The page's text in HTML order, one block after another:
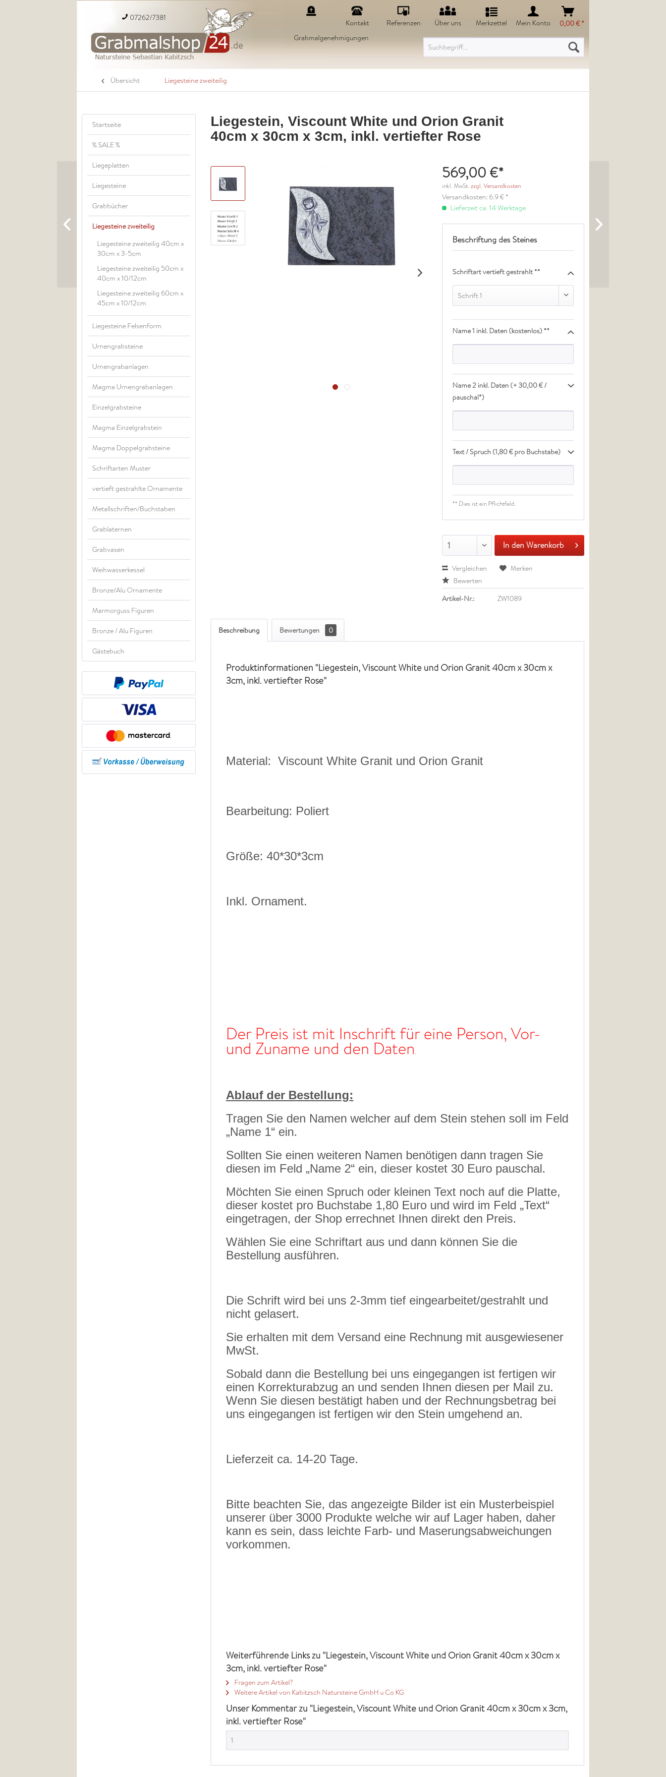
Merkzettel Mein Konto 0,00 € *
07262/7381
Grabmalgenehmigungen
Kontakt Referenzen Über uns
Übersicht Liegesteine zweiteilig
Startseite
% SALE %
Liegeplatten
Liegesteine
Grabbücher
Liegesteine zweiteilig
Liegesteine zweiteilig 40cm x
30cm x 3-5cm
Liegesteine zweiteilig 50cm x
40cm x 10/12cm
Liegesteine zweiteilig 60cm x
45cm x 10/12cm
Liegesteine Felsenform
Urnengrabsteine
Urnengrabanlagen
Magma Urnengrabanlagen
Einzelgrabsteine
Magma Einzelgrabstein
Magma Doppelgrabsteine
Schriftarten Muster
vertieft gestrahlte Ornamente
Metallschriften/Buchstaben
Grablaternen
Grabvasen
Weihwasserkessel
Bronze/Alu Ornamente
Marmorguss Figuren
Bronze / Alu Figuren
Gästebuch
Liegestein, Viscount White und Orion Granit
40cm x 30cm x 3cm, inkl. vertiefter Rose
569,00 €*
inkl. MwSt.zzgl. Versandkosten
Versandkosten: 6.9 € *
Lieferzeit ca. 14 Werktage
Beschriftung des Steines
Schriftart vertieft gestrahlt **
Schrift 1
Name 1 inkl. Daten (kostenlos) **
Name 2 inkl. Daten (+ 30,00 € /
pauschal*)
Text / Spruch (1,80 € pro Buchstabe)
** Dies ist ein Pflichtfeld.
1 In den Warenkorb
Vergleichen
Merken
Bewerten
Artikel-Nr.:
ZW1089
Beschreibung Bewertungen 0
Produktinformationen "Liegestein, Viscount White und Orion Granit 40cm x 30cm x
3cm, inkl. vertiefter Rose"
Material: Viscount White Granit und Orion Granit
Bearbeitung: Poliert
Größe: 40*30*3cm
Inkl. Ornament.
Der Preis ist mit Inschrift für eine Person, Vor-
und Zuname und den Daten.
Ablauf der Bestellung:
Tragen Sie den Namen welcher auf dem Stein stehen soll im Feld
„Name 1“ ein.
Sollten Sie einen weiteren Namen benötigen dann tragen Sie
diesen im Feld „Name 2“ ein, dieser kostet 30 Euro pauschal.
Möchten Sie einen Spruch oder kleinen Text noch auf die Platte,
dieser kostet pro Buchstabe 1,80 Euro und wird im Feld „Text“
eingetragen, der Shop errechnet Ihnen direkt den Preis.
Wählen Sie eine Schriftart aus und dann können Sie die
Bestellung ausführen.
Die Schrift wird bei uns 2-3mm tief eingearbeitet/gestrahlt und
nicht gelasert.
Sie erhalten mit dem Versand eine Rechnung mit ausgewiesener
MwSt.
Sobald dann die Bestellung bei uns eingegangen ist fertigen wir
einen Korrekturabzug an und senden Ihnen diesen per Mail zu.
Wenn Sie diesen bestätigt haben und der Rechnungsbetrag bei
uns eingegangen ist fertigen wir den Stein umgehend an.
Lieferzeit ca. 14-20 Tage.
Bitte beachten Sie, das angezeigte Bilder ist ein Musterbeispiel
unserer über 3000 Produkte welche wir auf Lager haben, daher
kann es sein, dass leichte Farb- und Maserungsabweichungen
vorkommen.
Weiterführende Links zu "Liegestein, Viscount White und Orion Granit 40cm x 30cm x
3cm, inkl. vertiefter Rose"
Fragen zum Artikel?
Weitere Artikel von Kabitzsch Natursteine GmbH u Co KG
Unser Kommentar zu "Liegestein, Viscount White und Orion Granit 40cm x 30cm x 3cm,
inkl. vertiefter Rose"
1